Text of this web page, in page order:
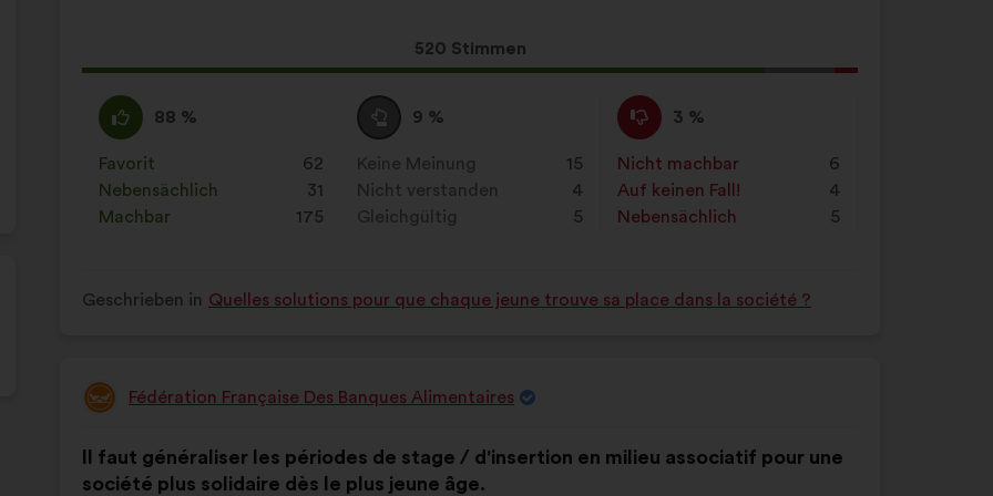
klicke
Schaltfläche
„Suchen“
Dieser
Vorschlag
520 Stimmen
Ich
stimme
zu
:
88 %
Dieser
Vorschlag
wurde
eingeordnet
in:
Favorit
: 62
mal
Nebensächlich
: 31
mal
Machbar
: 175
mal
Neutral
:
9 %
Dieser
Vorschlag
wurde
eingeordnet
in:
Keine Meinung
: 15
mal
Nicht verstanden
: 4
mal
Gleichgültig
: 5
mal
Ich
stimme
nicht
zu
:
3 %
Dieser
Vorschlag
wurde
eingeordnet
in:
Nicht machbar
: 6
mal
Auf keinen Fall!
: 4
mal
Nebensächlich
: 5
mal
Geschrieben in Quelles solutions pour que chaque jeune trouve sa place dans la société ?
Vorschlag
Fédération Française Des Banques Alimentaires
des
Il faut généraliser les périodes de stage / d'insertion en milieu associatif pour une
société plus solidaire dès le plus jeune âge.
folgender